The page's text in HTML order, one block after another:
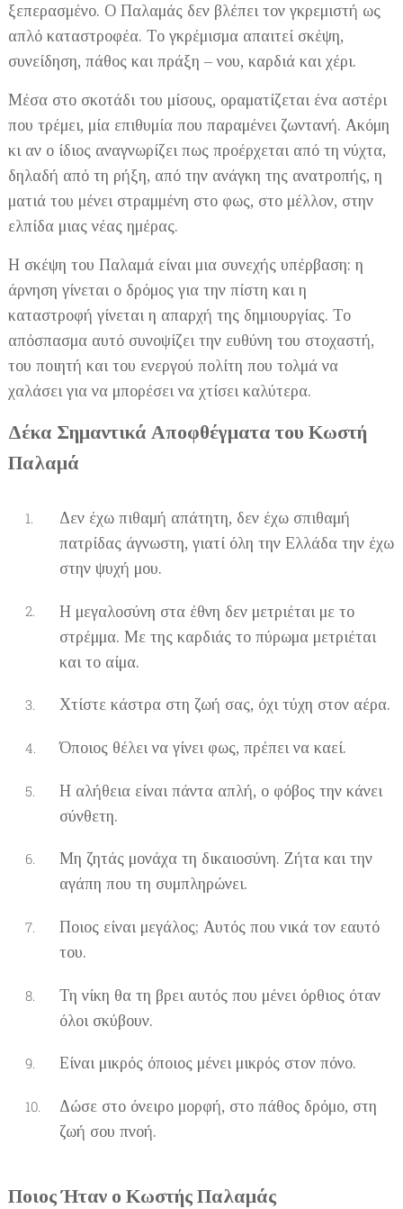
ξεπερασμένο. Ο Παλαμάς δεν βλέπει τον γκρεμιστή ως
απλό καταστροφέα. Το γκρέμισμα απαιτεί σκέψη,
συνείδηση, πάθος και πράξη – νου, καρδιά και χέρι.
Μέσα στο σκοτάδι του μίσους, οραματίζεται ένα αστέρι
που τρέμει, μία επιθυμία που παραμένει ζωντανή. Ακόμη
κι αν ο ίδιος αναγνωρίζει πως προέρχεται από τη νύχτα,
δηλαδή από τη ρήξη, από την ανάγκη της ανατροπής, η
ματιά του μένει στραμμένη στο φως, στο μέλλον, στην
ελπίδα μιας νέας ημέρας.
Η σκέψη του Παλαμά είναι μια συνεχής υπέρβαση: η
άρνηση γίνεται ο δρόμος για την πίστη και η
καταστροφή γίνεται η απαρχή της δημιουργίας. Το
απόσπασμα αυτό συνοψίζει την ευθύνη του στοχαστή,
του ποιητή και του ενεργού πολίτη που τολμά να
χαλάσει για να μπορέσει να χτίσει καλύτερα.
Δέκα Σημαντικά Αποφθέγματα του Κωστή
Παλαμά
Δεν έχω πιθαμή απάτητη, δεν έχω σπιθαμή
πατρίδας άγνωστη, γιατί όλη την Ελλάδα την έχω
στην ψυχή μου.
Η μεγαλοσύνη στα έθνη δεν μετριέται με το
στρέμμα. Με της καρδιάς το πύρωμα μετριέται
και το αίμα.
Χτίστε κάστρα στη ζωή σας, όχι τύχη στον αέρα.
Όποιος θέλει να γίνει φως, πρέπει να καεί.
Η αλήθεια είναι πάντα απλή, ο φόβος την κάνει
σύνθετη.
Μη ζητάς μονάχα τη δικαιοσύνη. Ζήτα και την
αγάπη που τη συμπληρώνει.
Ποιος είναι μεγάλος; Αυτός που νικά τον εαυτό
του.
Τη νίκη θα τη βρει αυτός που μένει όρθιος όταν
όλοι σκύβουν.
Είναι μικρός όποιος μένει μικρός στον πόνο.
Δώσε στο όνειρο μορφή, στο πάθος δρόμο, στη
ζωή σου πνοή.
Ποιος Ήταν ο Κωστής Παλαμάς